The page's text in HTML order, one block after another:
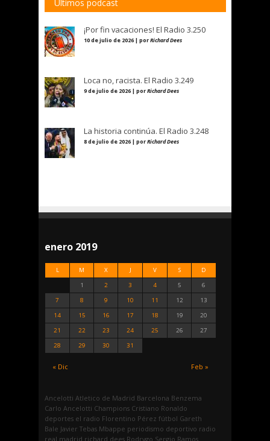
Últimos podcast
¡Por fin vacaciones! El Radio 3.250
10 de julio de 2026 | porRichard Dees
Loca no, racista. El Radio 3.249
9 de julio de 2026 | porRichard Dees
La historia continúa. El Radio 3.248
8 de julio de 2026 | porRichard Dees
enero 2019
L M X J V S D
« Dic Feb »
1 2 3 4 5
6
7
8 9 10 11 12
13
14
15 16 17 18 19
20
21
22 23 24 25 26
27
28
29 30 31
Ancelotti Atletico de Madrid Barcelona Benzema
Carlo Ancelotti Champions Cristiano Ronaldo
deportes el radio Florentino Pérez fútbol Gareth
Bale Javier Tebas Mbappe periodismo deportivo radio
real madrid richard dees Rodrygo Sergio Ramos